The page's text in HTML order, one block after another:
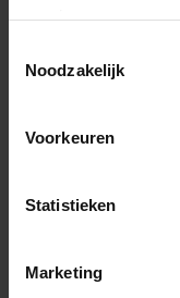
Noodzakelijk
Voorkeuren
Statistieken
Marketing
Locatie Nuth
Huib van de
Emmaplein 3
Meer informatie